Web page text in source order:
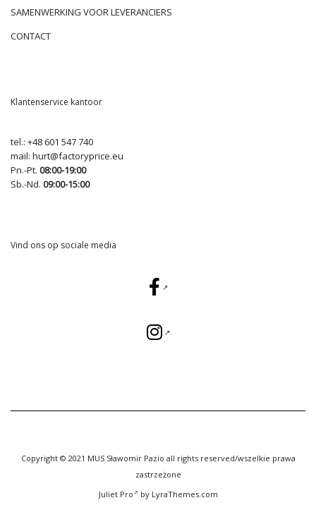
SAMENWERKING VOOR LEVERANCIERS
CONTACT
Klantenservice kantoor
tel.: +48 601 547 740
mail: hurt@factoryprice.eu
Pn.-Pt. 08:00-19:00
Sb.-Nd. 09:00-15:00
Vind ons op sociale media
Copyright © 2021 MUS Sławomir Pazio all rights reserved/wszelkie prawa
zastrzeżone
Juliet Pro
by LyraThemes.com